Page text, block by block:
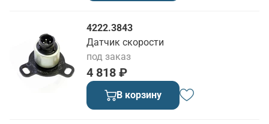
4222.3843
Датчик скорости
4 818 ₽
под заказ
В корзину